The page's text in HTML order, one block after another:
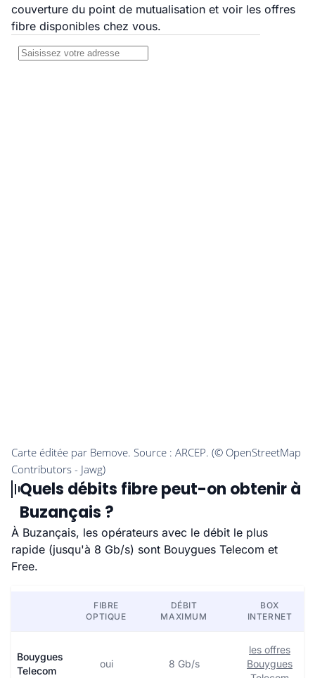
couverture du point de mutualisation et voir les offres
fibre disponibles chez vous.
Quels débits fibre peut-on obtenir à
Buzançais ?
À Buzançais, les opérateurs avec le débit le plus
rapide (jusqu'à 8 Gb/s) sont Bouygues Telecom et
Free.
FIBRE
OPTIQUE
DÉBIT
MAXIMUM
BOX
INTERNET
Bouygues
Telecom
oui 8 Gb/s
les offres
Bouygues